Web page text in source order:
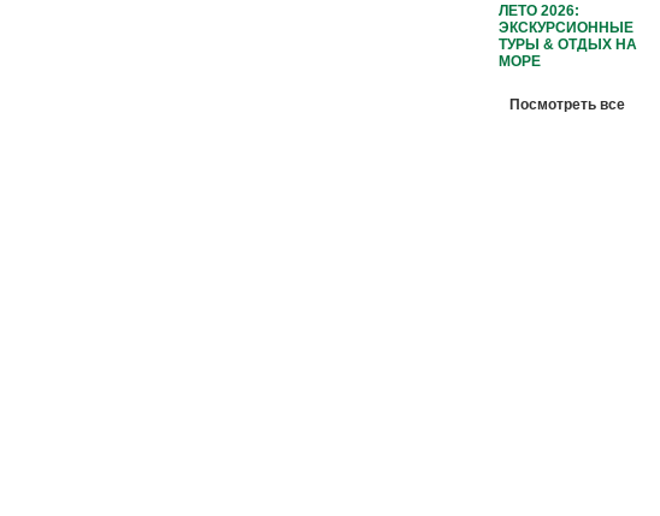
ЛЕТО 2026:
ЭКСКУРСИОННЫЕ
ТУРЫ & ОТДЫХ НА
МОРЕ
Посмотреть все